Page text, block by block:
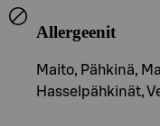
Allergeenit
Maito, Pähkinä,
Hasselpähkinät,